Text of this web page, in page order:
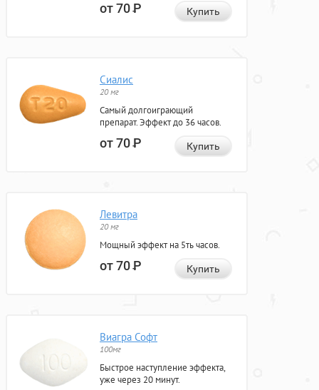
от 70Р Купить
Сиалис
20 мг
Самый долгоиграющий
препарат. Эффект до 36 часов.
от 70Р Купить
Левитра
20 мг
Мощный эффект на 5ть часов.
от 70Р Купить
Виагра Софт
100мг
Быстрое наступление эффекта,
уже через 20 минут.